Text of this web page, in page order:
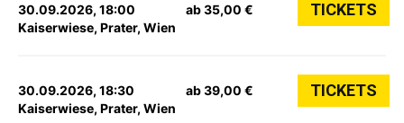
30.09.2026, 18:00
Kaiserwiese, Prater, Wien
ab 35,00 € TICKETS
30.09.2026, 18:30
Kaiserwiese, Prater, Wien
ab 39,00 € TICKETS